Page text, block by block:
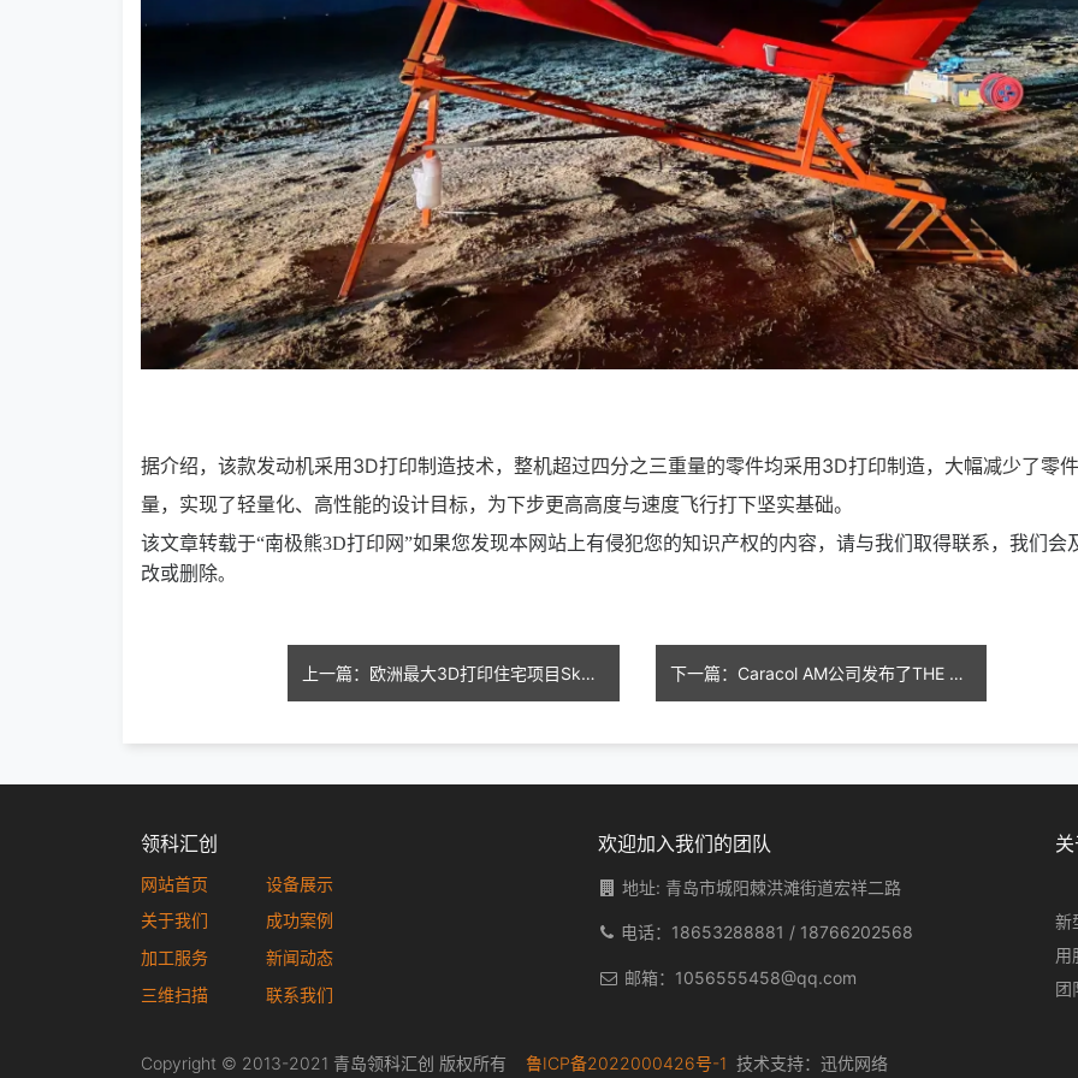
据介绍，该款发动机采用3D打印制造技术，整机超过四分之三重量的零件均采用3D打印制造，大幅减少了零
量，实现了轻量化、高性能的设计目标，为下步更高高度与速度飞行打下坚实基础。
该文章转载于“南极熊3D打印网”如果您发现本网站上有侵犯您的知识产权的内容，请与我们取得联系，我们会
改或删除。
上一篇：欧洲最大3D打印住宅项目Skovsporet完成主体建造，将提供36套高标准学生公寓 下一篇：Caracol AM公司发布了THE CAB：一款采用回收聚合物制成的3D打印房车
领科汇创
网站首页
关于我们
加工服务
三维扫描
设备展示
成功案例
新闻动态
联系我们
欢迎加入我们的团队
地址: 青岛市城阳棘洪滩街道宏祥二路
电话： 18653288881 / 18766202568
邮箱： 1056555458@qq.com
新
用
团
Copyright © 2013-2021 青岛领科汇创 版权所有 鲁ICP备2022000426号-1 技术支持： 迅优网络